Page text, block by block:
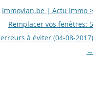
Immovlan.be | Actu Immo >
Remplacer vos fenêtres: 5
erreurs à éviter (04-08-2017)
→